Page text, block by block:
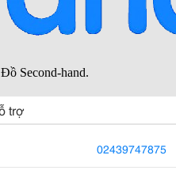
trợ
02439747875